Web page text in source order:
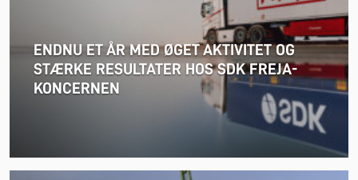
ENDNU ET ÅR MED ØGET AKTIVITET OG
STÆRKE RESULTATER HOS SDK FREJA-
KONCERNEN